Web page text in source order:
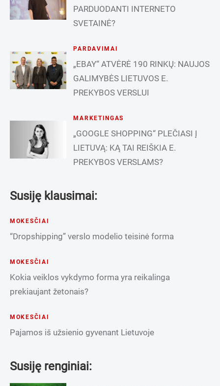
PARDUODANTI INTERNETO
SVETAINĖ?
PARDAVIMAI
„EBAY“ ATVĖRĖ 190 RINKŲ: NAUJOS
GALIMYBĖS LIETUVOS E.
PREKYBOS VERSLUI
MARKETINGAS
„GOOGLE SHOPPING“ PLEČIASI Į
LIETUVĄ: KĄ TAI REIŠKIA E.
PREKYBOS VERSLAMS?
Susiję klausimai:
MOKESČIAI
“Dropshipping” verslo modelio teisinė forma
MOKESČIAI
Kokia veiklos vykdymo forma yra reikalinga
prekiaujant žetonais?
MOKESČIAI
Pajamos iš užsienio gyvenant Lietuvoje
Susiję renginiai: